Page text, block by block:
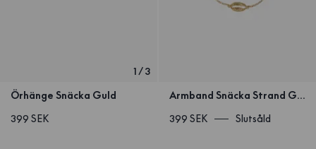
1/3
Örhänge Snäcka Guld
399 SEK
Armband Snäcka Strand Guld
399 SEK
Slutsåld